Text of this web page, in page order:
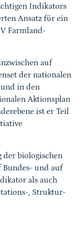
Indikators
Ansatz für ein
Farmland-
auf
der nationalen
in den
Aktionsplan
ist er Teil
der biologischen
und auf
als auch
, Struktur-